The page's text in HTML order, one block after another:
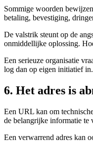
Sommige woorden
betaling, bevestiging,
De valstrik steunt op de
onmiddellijke oplossing.
Een serieuze organisatie
log dan op eigen initiatief
6. Het adres is
Een URL kan om
de belangrijke informatie te
Een verwarrend adres kan